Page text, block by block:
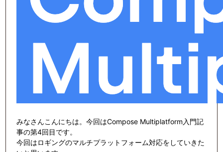
みなさんこんにちは。今回はCompose Multiplatform入門記
事の第4回目です。
今回はロギングのマルチプラットフォーム対応をしていきた